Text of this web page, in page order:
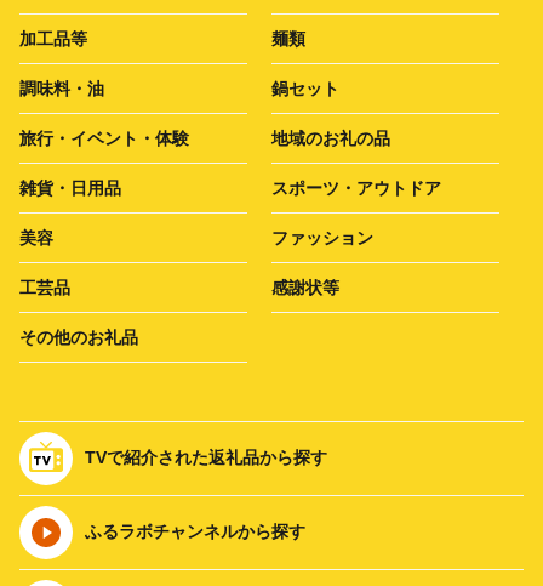
加工品等 麺類
調味料・油 鍋セット
旅行・イベント・体験 地域のお礼の品
雑貨・日用品 スポーツ・アウトドア
美容 ファッション
工芸品 感謝状等
その他のお礼品
TVで紹介された返礼品から探す
ふるラボチャンネルから探す